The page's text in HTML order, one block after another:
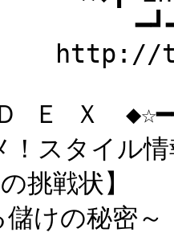
Ｘ ◆☆━━
！スタイル
挑戦状】
儲けの秘